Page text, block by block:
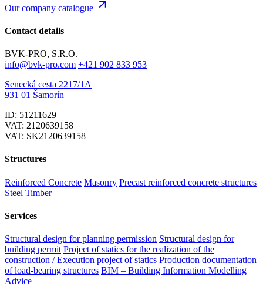
Our company catalogue
Contact details
BVK-PRO, S.R.O.
info@bvk-pro.com +421 902 833 953
Senecká cesta 2217/1A
931 01 Šamorín
ID: 51211629
VAT: 2120639158
VAT: SK2120639158
Structures
Reinforced Concrete Masonry Precast reinforced concrete structures
Steel Timber
Services
Structural design for planning permission Structural design for
building permit Project of statics for the realization of the
construction / Execution project of statics Production documentation
of load-bearing structures BIM – Building Information Modelling
Advice